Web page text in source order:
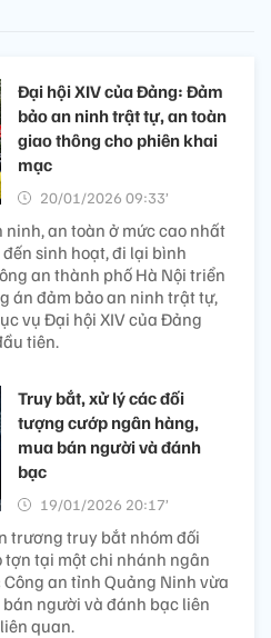
Đại hội XIV của Đảng: Đảm
bảo an ninh trật tự, an toàn
giao thông cho phiên khai
mạc
20/01/2026 09:33’
an toàn ở mức cao nhất
sinh hoạt, đi lại bình
an thành phố Hà Nội triển
án đảm bảo an ninh trật tự,
vụ Đại hội XIV của Đảng
tiên.
Truy bắt, xử lý các đối
tượng cướp ngân hàng,
mua bán người và đánh
bạc
19/01/2026 20:17’
trương truy bắt nhóm đối
tại một chi nhánh ngân
an tỉnh Quảng Ninh vừa
người và đánh bạc liên
quan.